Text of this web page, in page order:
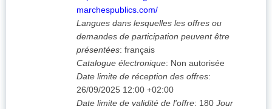
marchespublics.com/
Langues dans lesquelles les offres ou
demandes de participation peuvent être
présentées: français
Catalogue électronique: Non autorisée
Date limite de réception des offres:
26/09/2025 12:00 +02:00
Date limite de validité de l'offre: 180 Jour